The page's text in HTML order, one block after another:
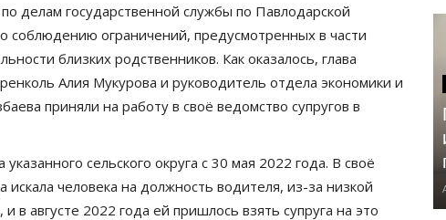
делам государственной службы по Павлодарской
соблюдению ограничений, предусмотренных в части
близких родственников. Как оказалось, глава
Алия Мукурова и руководитель отдела экономики и
приняли на работу в своё ведомство супругов в
сельского округа с 30 мая 2022 года. В своё
человека на должность водителя, из-за низкой
августе 2022 года ей пришлось взять супруга на это